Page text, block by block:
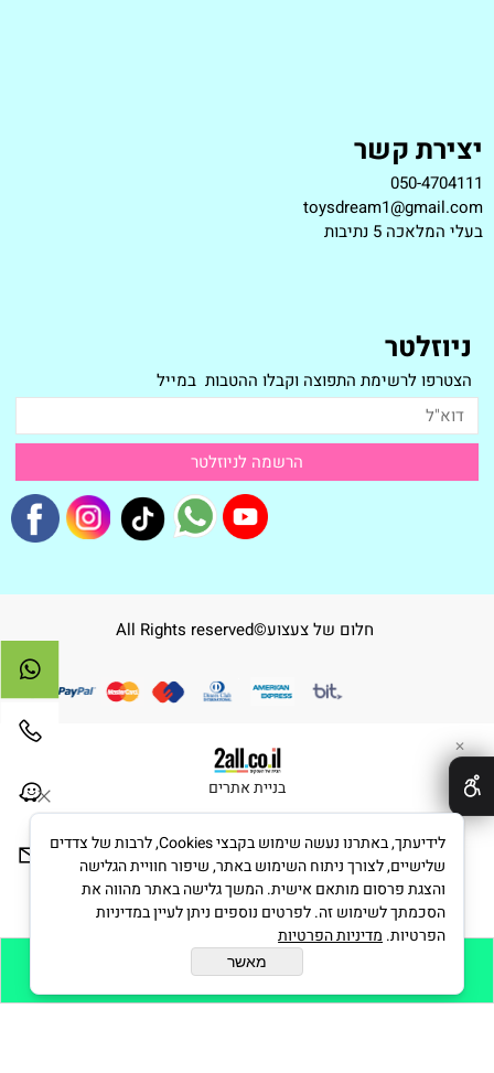
הוסף לסל
יצירת קשר
050-4704111
toysdream1@gmail.com
בעלי המלאכה 5 נתיבות
ניוזלטר
הצטרפו לרשימת התפוצה וקבלו ההטבות במייל
חלום של צעצוע©All Rights reserved
בניית אתרים
✕
לידיעתך, באתרנו נעשה שימוש בקבצי Cookies, לרבות של צדדים
שלישיים, לצורך ניתוח השימוש באתר, שיפור חוויית הגלישה
והצגת פרסום מותאם אישית. המשך גלישה באתר מהווה את
הסכמתך לשימוש זה. לפרטים נוספים ניתן לעיין במדיניות
הפרטיות. מדיניות הפרטיות
מאשר